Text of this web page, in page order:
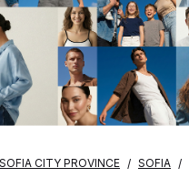
SOFIA CITY PROVINCE SOFIA